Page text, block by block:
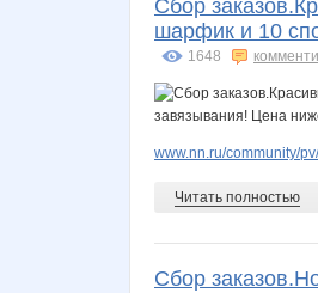
КсюшаКай
Мария Фролова
Сбор
шарфик и 10
1648
www.nn.ru/community/
Читать полностью
Сбор